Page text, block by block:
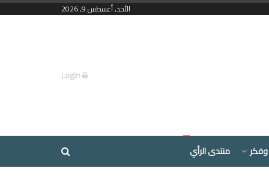
الأحد, أغسطس 9, 2026
منتدى الرأي